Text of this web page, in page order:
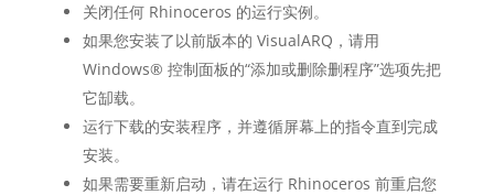
关闭任何 Rhinoceros 的运行实例。
如果您安装了以前版本的 VisualARQ，请用
Windows® 控制面板的“添加或删除删程序”选项先把
它缷载。
运行下载的安装程序，并遵循屏幕上的指令直到完成
安装。
如果需要重新启动，请在运行 Rhinoceros 前重启您